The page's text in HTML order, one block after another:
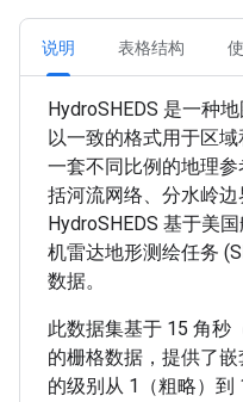
说明 表格结构
HydroSHEDS 是一种
以一致的格式用于区
一套不同比例的地理
括河流网络、分水岭边
HydroSHEDS 基于美
机雷达地形测绘任务
数据。
此数据集基于 15 角秒
的栅格数据，提供了
的级别从 1（粗略）到